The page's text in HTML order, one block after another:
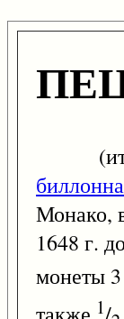
Монако,
1648 г.
монеты 3
1